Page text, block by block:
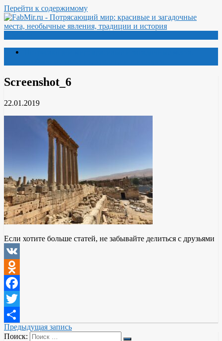
Перейти к содержимому
Screenshot_6
22.01.2019
Если хотите больше статей, не забывайте делиться с друзьями
VK
Odnoklassniki
Facebook
Twitter
Отправить
Предыдущая запись
Поиск: